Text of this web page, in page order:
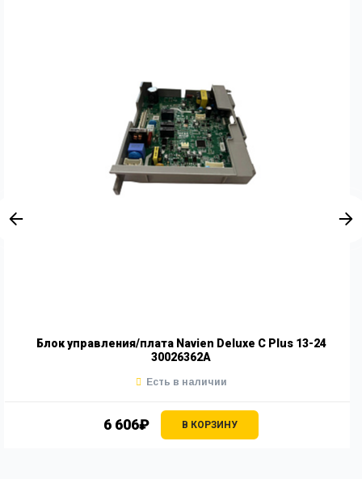
Блок управления/плата Navien Deluxe C Plus 13-24
30026362A
6 606₽ В КОРЗИНУ
Есть в наличии